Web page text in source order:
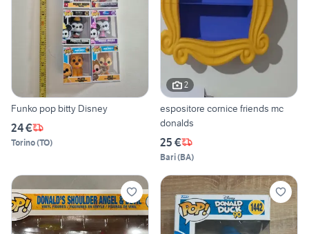
Funko pop bitty Disney
24 €
Torino(TO)
2
espositore cornice friends mc
donalds
25 €
Bari(BA)